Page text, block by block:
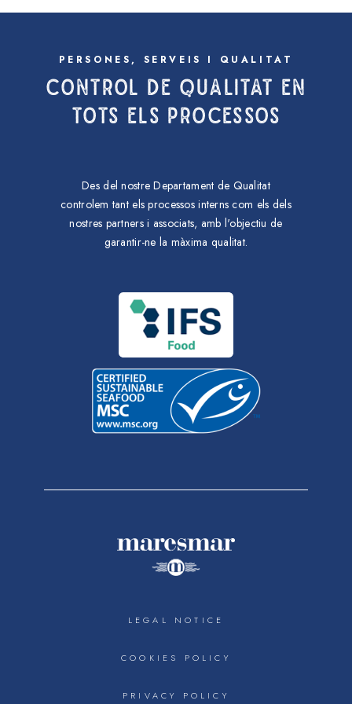
PERSONES, SERVEIS I QUALITAT
CONTROL DE QUALITAT EN
TOTS ELS PROCESSOS
Des del nostre Departament de Qualitat
controlem tant els processos interns com els dels
nostres partners i associats, amb l'objectiu de
garantir-ne la màxima qualitat.
LEGAL NOTICE
COOKIES POLICY
PRIVACY POLICY